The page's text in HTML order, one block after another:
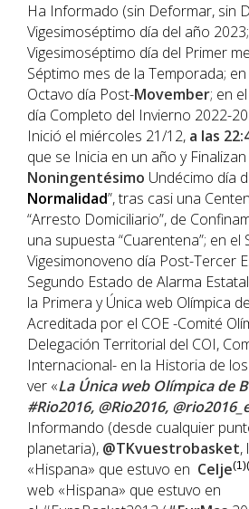
Ha Informado (sin Deformar, sin
Vigesimoséptimo día del año
Vigesimoséptimo día del Primer
Séptimo mes de la Temporada;
Octavo día Post-Movember; en
día Completo del Invierno 2022-
Inició el miércoles 21/12, a las
que se Inicia en un año y
Noningentésimo Undécimo día
Normalidad”, tras casi una
“Arresto Domiciliario”, de
una supuesta “Cuarentena”; en el
Vigesimonoveno día Post-Tercer
Segundo Estado de Alarma
la Primera y Única web Olímpica
Acreditada por el COE -Comité
Delegación Territorial del COI,
Internacional- en la Historia de
ver «La Única web Olímpica de
#Rio2016, @Rio2016,
Informando (desde cualquier
planetaria), @TKvuestrobasket,
«Hispana» que estuvo en Celje
web «Hispana» que estuvo en